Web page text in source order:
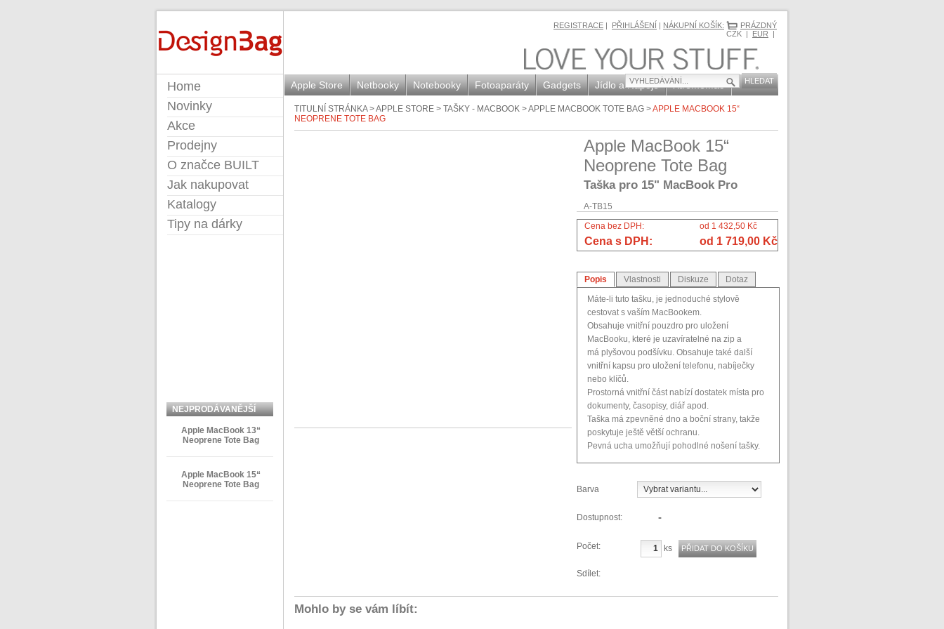
Apple Store Netbooky Notebooky Fotoaparáty Gadgets Jídlo a Nápoje XtremeMac
TITULNÍ STRÁNKA>APPLE STORE > TAŠKY - MACBOOK >APPLE MACBOOK TOTE BAG >APPLE MACBOOK 15“
NEOPRENE TOTE BAG
Apple MacBook 15“
Neoprene Tote Bag
Taška pro 15" MacBook Pro
A-TB15
Cena bez DPH:
od 1 432,50 Kč
Cena s DPH: od 1 719,00 Kč
Popis Vlastnosti Diskuze
Dotaz
Máte-li tuto tašku, je jednoduché stylově
cestovat s vaším MacBookem.
Obsahuje vnitřní pouzdro pro uložení
MacBooku, které je uzavíratelné na zip a
má plyšovou podšívku. Obsahuje také další
vnitřní kapsu pro uložení telefonu, nabíječky
nebo klíčů.
Prostorná vnitřní část nabízí dostatek místa pro
dokumenty, časopisy, diář apod.
Taška má zpevněné dno a boční strany, takže
poskytuje ještě větší ochranu.
Pevná ucha umožňují pohodlné nošení tašky.
Barva
Dostupnost: -
Počet: ks
Sdílet:
Mohlo by se vám líbít:
Home
Novinky
Akce
Prodejny
O značce BUILT
Jak nakupovat
Katalogy
Tipy na dárky
NEJPRODÁVANĚJŠÍ
Apple MacBook 13“
Neoprene Tote Bag
Apple MacBook 15“
Neoprene Tote Bag
BUILT
| NÁKUPNÍ KOŠÍK: PRÁZDNÝ
REGISTRACE | PŘIHLÁŠENÍ
CZK | EUR |